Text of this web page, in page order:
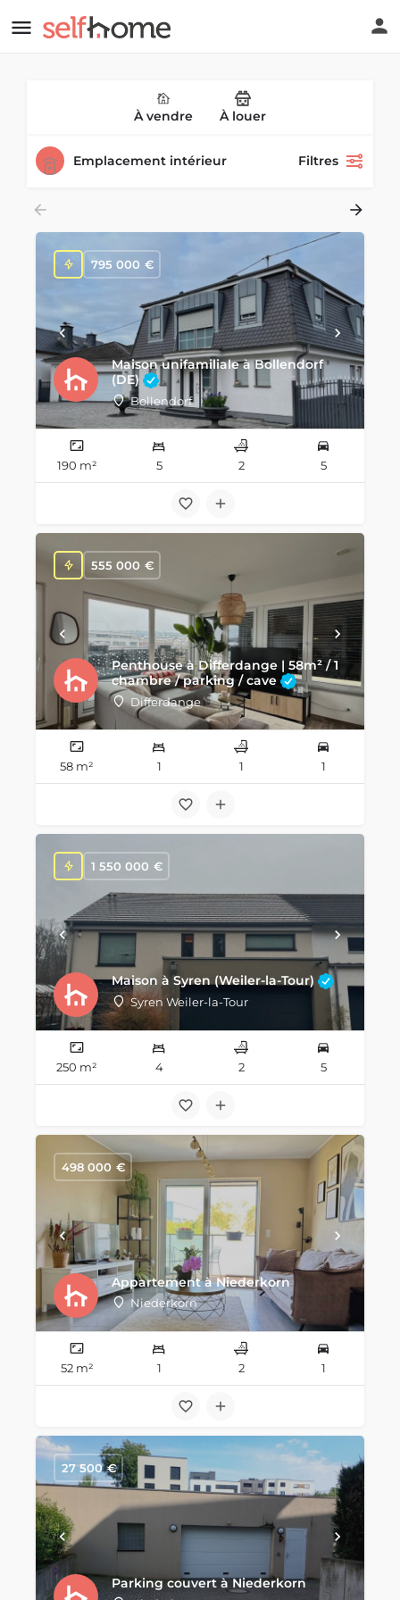
À vendre À louer
Emplacement intérieur Filtres
Maison unifamiliale à Bollendorf
(DE)
Bollendorf
€
795 000
190 m² 5 2 5
Penthouse à Differdange | 58m² / 1
chambre / parking / cave
Differdange
€
555 000
58 m² 1 1 1
Maison à Syren (Weiler-la-Tour)
Syren Weiler-la-Tour
€
1 550 000
250 m² 4 2 5
Appartement à Niederkorn
Niederkorn
€
498 000
52 m² 1 2 1
Parking couvert à Niederkorn
€
27 500